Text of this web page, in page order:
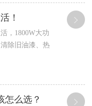
！
，1800W大功
除旧油漆、热
怎么选？